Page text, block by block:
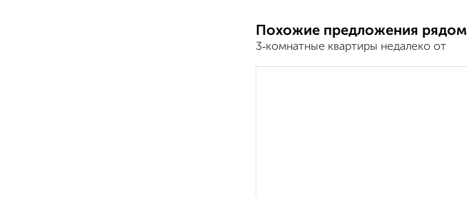
Похожие предложения рядом
3‑комнатные квартиры недалеко от